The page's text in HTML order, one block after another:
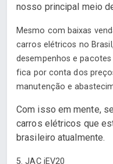
nosso principal meio
Mesmo com baixas
carros elétricos no
desempenhos e
fica por conta dos
manutenção e
Com isso em mente,
carros elétricos que
brasileiro atualmente.
5. JAC iEV20